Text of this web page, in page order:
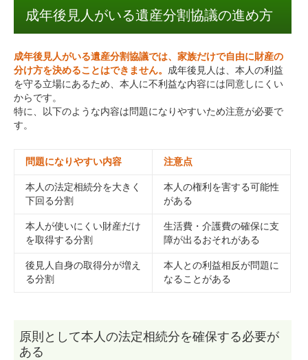
成年後見人がいる遺産分割協議の進め方
成年後見人がいる遺産分割協議では、家族だけで自由に財産の
分け方を決めることはできません。 成年後見人は、本人の利益
を守る立場にあるため、本人に不利益な内容には同意しにくい
からです。
特に、以下のような内容は問題になりやすいため注意が必要で
す。
問題になりやすい内容 注意点
本人の法定相続分を大きく
下回る分割
本人の権利を害する可能性
がある
本人が使いにくい財産だけ
を取得する分割
生活費・介護費の確保に支
障が出るおそれがある
後見人自身の取得分が増え
る分割
本人との利益相反が問題に
なることがある
原則として本人の法定相続分を確保する必要が
ある